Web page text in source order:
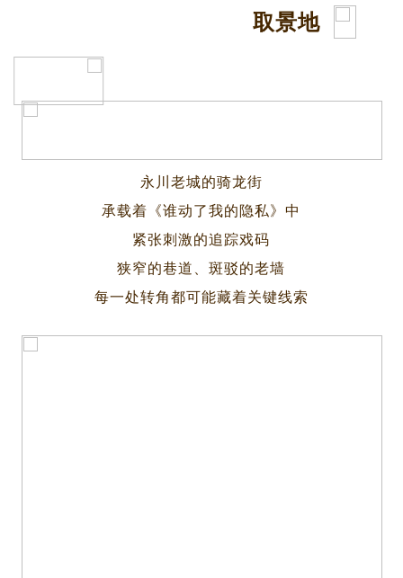
取景地
永川老城的骑龙街
承载着《谁动了我的隐私》中
紧张刺激的追踪戏码
狭窄的巷道、斑驳的老墙
每一处转角都可能藏着关键线索